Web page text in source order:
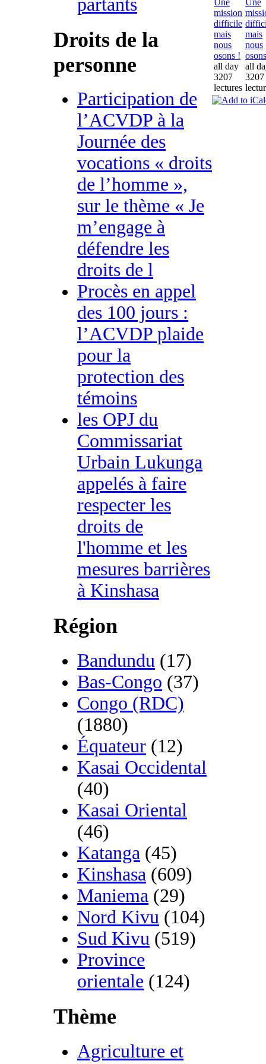
partants
Droits de la
personne
Participation de
l’ACVDP à la
Journée des
vocations « droits
de l’homme »,
sur le thème « Je
m’engage à
défendre les
droits de l
Procès en appel
des 100 jours :
l’ACVDP plaide
pour la
protection des
témoins
les OPJ du
Commissariat
Urbain Lukunga
appelés à faire
respecter les
droits de
l'homme et les
mesures barrières
à Kinshasa
Région
Bandundu (17)
Bas-Congo (37)
Congo (RDC)
(1880)
Équateur (12)
Kasai Occidental
(40)
Kasai Oriental
(46)
Katanga (45)
Kinshasa (609)
Maniema (29)
Nord Kivu (104)
Sud Kivu (519)
Province
orientale (124)
Thème
Agriculture et
mission
difficile
mais
nous
osons !
all day
3207
lectures
mais
nous
all
3207